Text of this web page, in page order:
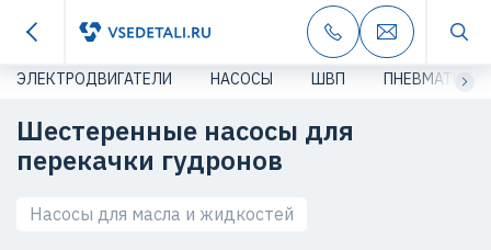
ЭЛЕКТРОДВИГАТЕЛИ НАСОСЫ ШВП ПНЕВМАТИКА
Шестеренные насосы для
перекачки гудронов
Насосы для масла и жидкостей